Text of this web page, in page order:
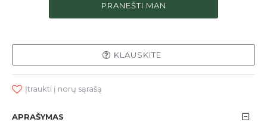
PRANEŠTI MAN
KLAUSKITE
Įtraukti į norų sąrašą
APRAŠYMAS